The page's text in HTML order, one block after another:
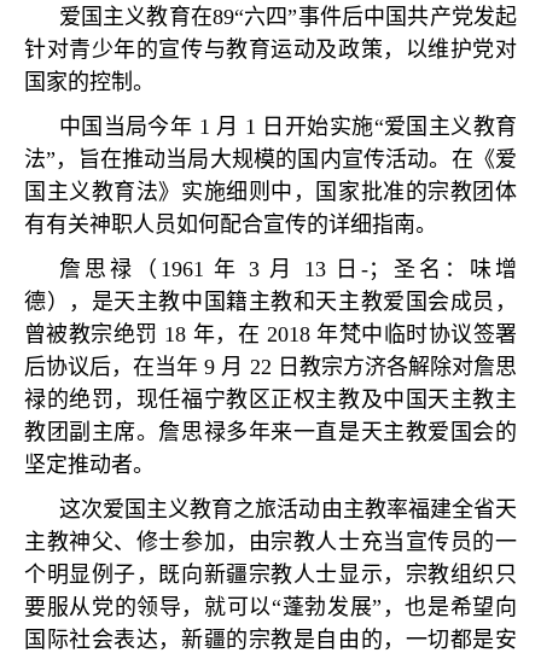
爱国主义教育在89“六四”事件后中国共产党发起
针对青少年的宣传与教育运动及政策，以维护党对
国家的控制。
中国当局今年 1 月 1 日开始实施“爱国主义教育
法” ，旨在推动当局大规模的国内宣传活动。在《爱
国主义教育法》实施细则中，国家批准的宗教团体
有有关神职人员如何配合宣传的详细指南。
詹思禄（ 1961 年 3 月 13 日 -；圣名：味增
德），是天主教中国籍主教和天主教爱国会成员，
曾被教宗绝罚 18 年，在 2018年梵中临时协议签署
后协议后，在当年 9 月 22 日教宗方济各解除对詹思
禄的绝罚，现任福宁教区正权主教及中国天主教主
教团副主席。詹思禄多年来一直是天主教爱国会的
坚定推动者。
这次爱国主义教育之旅活动由主教率福建全省天
主教神父、修士参加，由宗教人士充当宣传员的一
个明显例子，既向新疆宗教人士显示，宗教组织只
要服从党的领导，就可以“蓬勃发展” ，也是希望向
国际社会表达，新疆的宗教是自由的，一切都是安